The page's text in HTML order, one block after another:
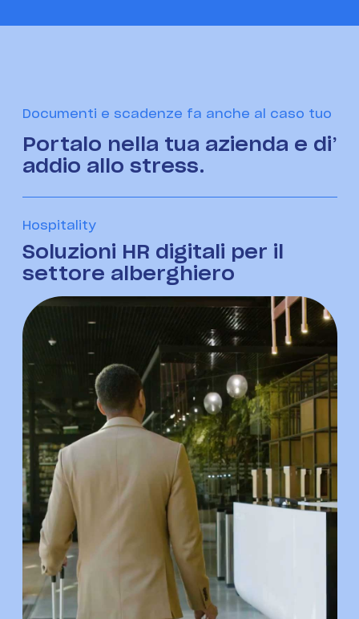
Documenti e scadenze fa anche al caso tuo
Portalo nella tua azienda e di’
addio allo stress.
Hospitality
Soluzioni HR digitali per il
settore alberghiero